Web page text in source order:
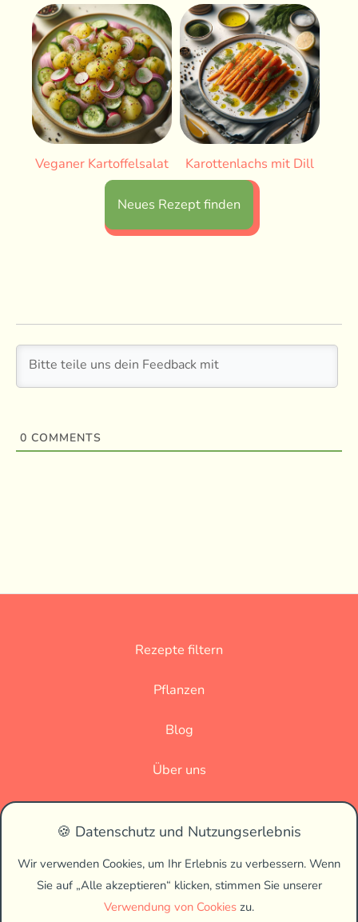
🍪 Datenschutz und Nutzungserlebnis
Wir verwenden Cookies, um Ihr Erlebnis zu verbessern. Wenn
Sie auf „Alle akzeptieren“ klicken, stimmen Sie unserer
Verwendung von Cookies zu.
Veganer Kartoffelsalat Karottenlachs mit Dill
Neues Rezept finden
0 COMMENTS
Rezepte filtern
Pflanzen
Blog
Über uns